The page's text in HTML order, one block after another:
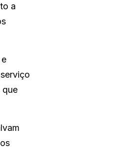
a
que